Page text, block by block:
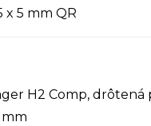
x 5 mm QR
H2 Comp, drôtená
mm